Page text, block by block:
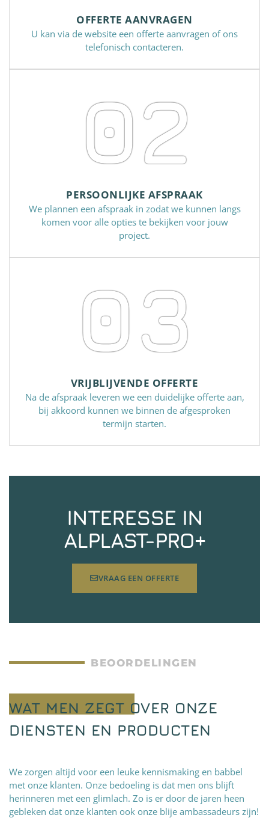
OFFERTE AANVRAGEN
U kan via de website een offerte aanvragen of ons
telefonisch contacteren.
02
PERSOONLIJKE AFSPRAAK
We plannen een afspraak in zodat we kunnen langs
komen voor alle opties te bekijken voor jouw
project.
03
VRIJBLIJVENDE OFFERTE
Na de afspraak leveren we een duidelijke offerte aan,
bij akkoord kunnen we binnen de afgesproken
termijn starten.
INTERESSE IN
ALPLAST-PRO+
VRAAG EEN OFFERTE
BEOORDELINGEN
WAT MEN ZEGT OVER ONZE
DIENSTEN EN PRODUCTEN
We zorgen altijd voor een leuke kennismaking en babbel
met onze klanten. Onze bedoeling is dat men ons blijft
herinneren met een glimlach. Zo is er door de jaren heen
gebleken dat onze klanten ook onze blije ambassadeurs zijn!